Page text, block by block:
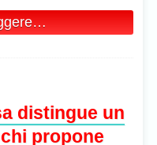
distingue un
propone